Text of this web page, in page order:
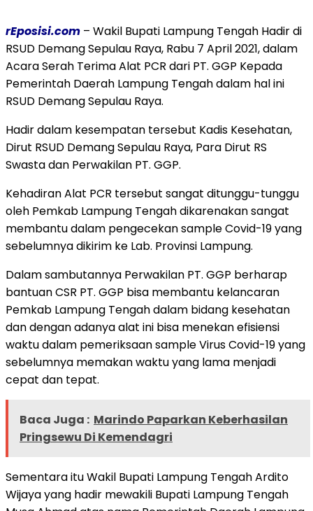
rEposisi.com – Wakil Bupati Lampung Tengah Hadir di
RSUD Demang Sepulau Raya, Rabu 7 April 2021, dalam
Acara Serah Terima Alat PCR dari PT. GGP Kepada
Pemerintah Daerah Lampung Tengah dalam hal ini
RSUD Demang Sepulau Raya.
Hadir dalam kesempatan tersebut Kadis Kesehatan,
Dirut RSUD Demang Sepulau Raya, Para Dirut RS
Swasta dan Perwakilan PT. GGP.
Kehadiran Alat PCR tersebut sangat ditunggu-tunggu
oleh Pemkab Lampung Tengah dikarenakan sangat
membantu dalam pengecekan sample Covid-19 yang
sebelumnya dikirim ke Lab. Provinsi Lampung.
Dalam sambutannya Perwakilan PT. GGP berharap
bantuan CSR PT. GGP bisa membantu kelancaran
Pemkab Lampung Tengah dalam bidang kesehatan
dan dengan adanya alat ini bisa menekan efisiensi
waktu dalam pemeriksaan sample Virus Covid-19 yang
sebelumnya memakan waktu yang lama menjadi
cepat dan tepat.
Baca Juga : Marindo Paparkan Keberhasilan
Pringsewu Di Kemendagri
Sementara itu Wakil Bupati Lampung Tengah Ardito
Wijaya yang hadir mewakili Bupati Lampung Tengah